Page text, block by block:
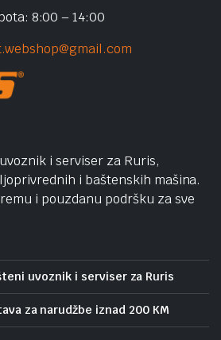
8:00 – 14:00
i serviser za Ruris,
i baštenskih mašina.
i pouzdanu podršku za sve
uvoznik i serviser za Ruris
za narudžbe iznad 200 KM